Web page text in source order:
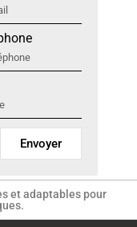
Envoyer
et adaptables pour